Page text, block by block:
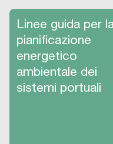
Linee guida per
pianificazione
energetico
ambientale dei
sistemi portuali